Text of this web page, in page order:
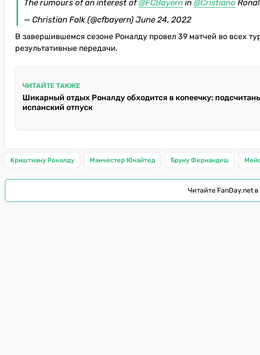
The rumours of an interest of@FCBayern in @Cristiano
— Christian Falk (@cfbayern) June 24, 2022
В завершившемся сезоне Роналду провел 39 матчей во всех
результативные передачи.
ЧИТАЙТЕ ТАКЖЕ
Шикарный отдых Роналду обходится в копеечку:
испанский отпуск
Криштиану Роналду Манчестер Юнайтед Бруну Фернандеш
Читайте FanDay.net